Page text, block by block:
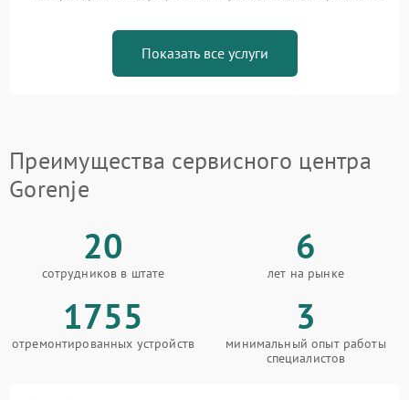
Показать все услуги
Преимущества сервисного центра
Gorenje
20
сотрудников в штате
6
лет на рынке
1755
отремонтированных устройств
3
минимальный опыт работы
специалистов